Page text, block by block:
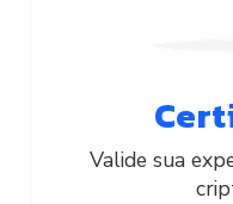
Valide sua